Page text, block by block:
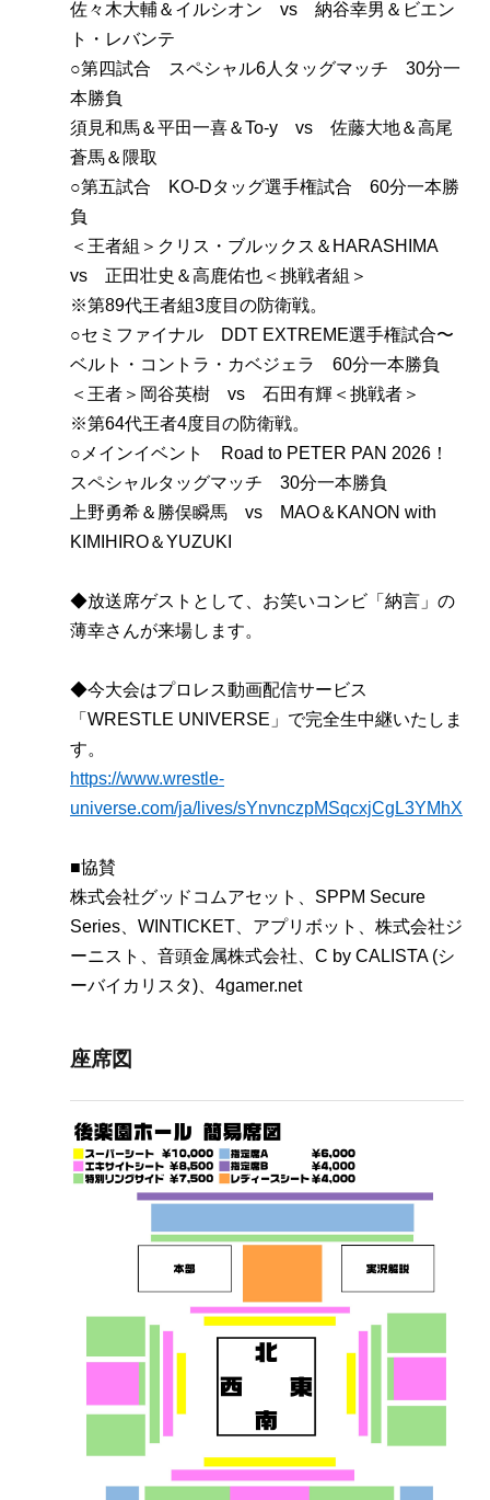
佐々木大輔＆イルシオン vs 納谷幸男＆ビエン
ト・レバンテ
○第四試合 スペシャル6人タッグマッチ 30分一
本勝負
須見和馬＆平田一喜＆To-y vs 佐藤大地＆高尾
蒼馬＆隈取
○第五試合 KO-Dタッグ選手権試合 60分一本勝
負
＜王者組＞クリス・ブルックス＆HARASHIMA
vs 正田壮史＆高鹿佑也＜挑戦者組＞
※第89代王者組3度目の防衛戦。
○セミファイナル DDT EXTREME選手権試合〜
ベルト・コントラ・カベジェラ 60分一本勝負
＜王者＞岡谷英樹 vs 石田有輝＜挑戦者＞
※第64代王者4度目の防衛戦。
○メインイベント Road to PETER PAN 2026！
スペシャルタッグマッチ 30分一本勝負
上野勇希＆勝俣瞬馬 vs MAO＆KANON with
KIMIHIRO＆YUZUKI
◆放送席ゲストとして、お笑いコンビ「納言」の
薄幸さんが来場します。
◆今大会はプロレス動画配信サービス
「WRESTLE UNIVERSE」で完全生中継いたしま
す。
https://www.wrestle-
universe.com/ja/lives/sYnvnczpMSqcxjCgL3YMhX
■協賛
株式会社グッドコムアセット、SPPM Secure
Series、WINTICKET、アプリボット、株式会社ジ
ーニスト、音頭金属株式会社、C by CALISTA (シ
ーバイカリスタ)、4gamer.net
座席図